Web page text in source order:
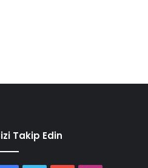
Takip Edin